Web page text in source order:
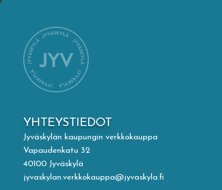
Kirjasto
Visit Jyvaskyla Region
Lasten Lysti & LystiKylä-festivaali
Ohje
YHTEYSTIEDOT
Jyväskylän kaupungin verkkokauppa
Vapaudenkatu 32
40100 Jyväskylä
jyvaskylan.verkkokauppa@jyvaskyla.fi